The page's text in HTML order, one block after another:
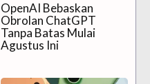
OpenAI Bebaskan
Obrolan ChatGPT
Tanpa Batas Mulai
Agustus Ini